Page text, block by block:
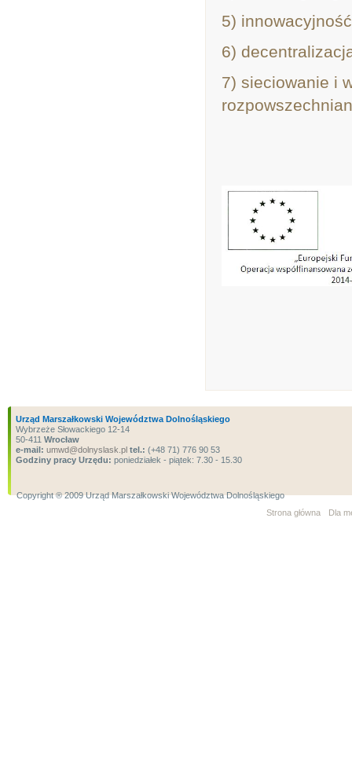
5)
6)
7) sieciowanie i
Urząd Marszałkowski Województwa Dolnośląskiego
Wybrzeże Słowackiego 12-14
50-411 Wrocław
e-mail: umwd@dolnyslask.pl tel.: (+48 71) 776 90 53
Godziny pracy Urzędu: poniedziałek - piątek: 7.30 - 15.30
Copyright ® 2009 Urząd Marszałkowski Województwa Dolnośląskiego
Strona główna
Dla